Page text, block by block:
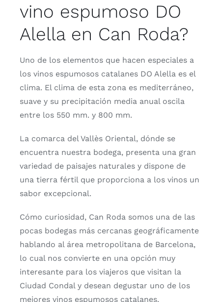
vino espumoso DO
Alella en Can Roda?
Uno de los elementos que hacen especiales a
los vinos espumosos catalanes DO Alella es el
clima. El clima de esta zona es mediterráneo,
suave y su precipitación media anual oscila
entre los 550 mm. y 800 mm.
La comarca del Vallès Oriental, dónde se
encuentra nuestra bodega, presenta una gran
variedad de paisajes naturales y dispone de
una tierra fértil que proporciona a los vinos un
sabor excepcional.
Cómo curiosidad, Can Roda somos una de las
pocas bodegas más cercanas geográficamente
hablando al área metropolitana de Barcelona,
lo cual nos convierte en una opción muy
interesante para los viajeros que visitan la
Ciudad Condal y desean degustar uno de los
mejores vinos espumosos catalanes.